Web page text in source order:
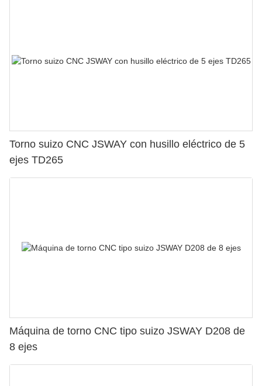
Torno suizo CNC JSWAY con husillo eléctrico de 5
ejes TD265
Máquina de torno CNC tipo suizo JSWAY D208 de
8 ejes